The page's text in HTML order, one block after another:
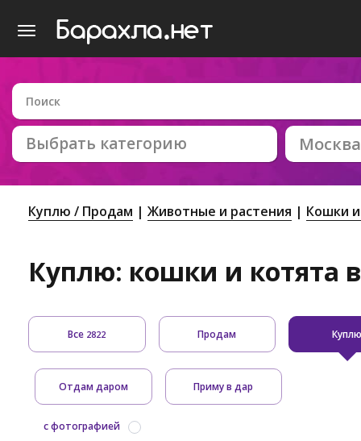
Выбрать категорию Москва
Куплю / Продам Животные и растения Кошки
Куплю: кошки и котята
Все 2822 Продам
Отдам даром Приму в дар
с фотографией